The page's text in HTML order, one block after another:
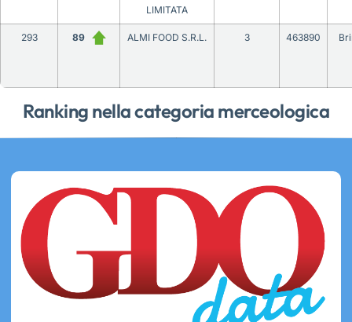
Ranking nella categoria merceologica
LIMITATA
293 89 ALMI FOOD S.R.L. 3 463890